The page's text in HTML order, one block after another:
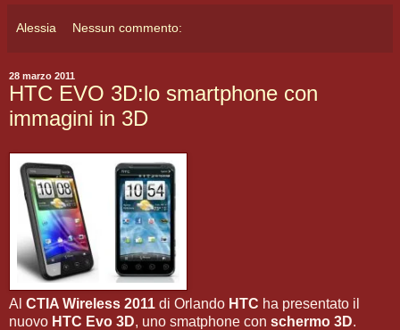
Alessia Nessun commento:
28 marzo 2011
HTC EVO 3D:lo smartphone con
immagini in 3D
Al CTIA Wireless 2011 di Orlando HTC ha presentato il
nuovo HTC Evo 3D, uno smatphone con schermo 3D.